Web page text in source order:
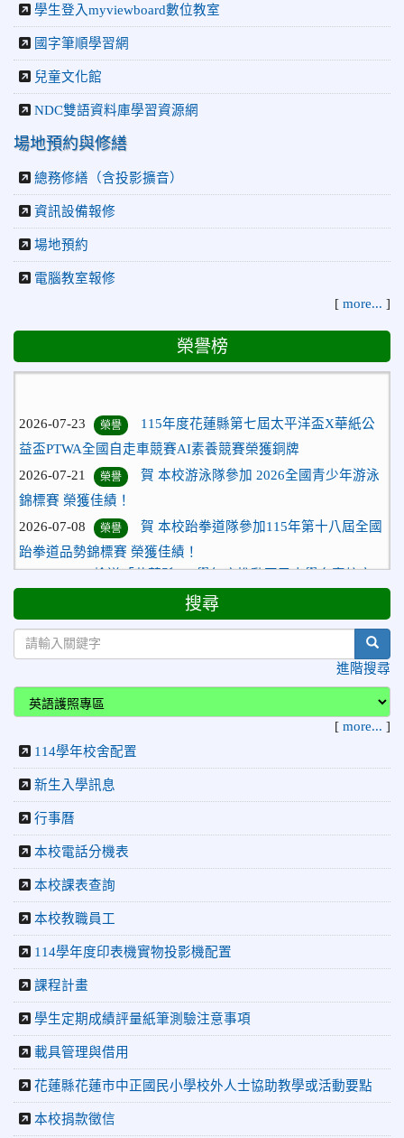
學生登入myviewboard數位教室
國字筆順學習網
兒童文化館
NDC雙語資料庫學習資源網
場地預約與修繕
總務修繕（含投影擴音）
資訊設備報修
場地預約
電腦教室報修
[ more... ]
榮譽榜
榮譽
益盃PTWA全國自走車競賽AI素養競賽榮獲銅牌
榮譽
錦標賽 榮獲佳績！
榮譽
跆拳道品勢錦標賽 榮獲佳績！
2026-06-30 檢送「花蓮縣115學年度推動國民中學充實校安
賀 本校跆拳道隊參加115年花蓮市「市長
盃」跆拳道錦標賽 榮獲佳績！
2026-06-16
榮譽
賀 本校跆拳道隊參加115年第三十三屆全
國少年跆拳道錦標賽 榮獲佳績！
2026-06-10
榮譽
2026-06-09
日盃籃球賽 榮獲季軍！
2026-06-09
齡游泳錦標賽榮獲佳績！
2026-06-02
榮譽
賀 本校跆拳道隊參加 115年花蓮縣「縣
長盃」跆拳道錦標賽暨全國少年盃花蓮縣代表隊選拔賽 榮獲
佳績！
2026-05-03
榮譽
賀! 本校參加全縣低年級英語口說比賽-
Show and Tell榮獲佳績
2026-04-30
容
2026-04-27
榮譽
賀 本校籃球隊參加115年花蓮縣縣長盃籃
球錦標賽 榮獲亞軍！
2026-04-09
公告
賀! 本校中正國小115年度(1~3年級)健康
促進繪畫比賽優勝名單
2026-04-08
搜尋
進階搜尋
[ more... ]
114學年校舍配置
新生入學訊息
行事曆
本校電話分機表
本校課表查詢
本校教職員工
114學年度印表機實物投影機配置
課程計畫
學生定期成績評量紙筆測驗注意事項
載具管理與借用
花蓮縣花蓮市中正國民小學校外人士協助教學或活動要點
本校捐款徵信